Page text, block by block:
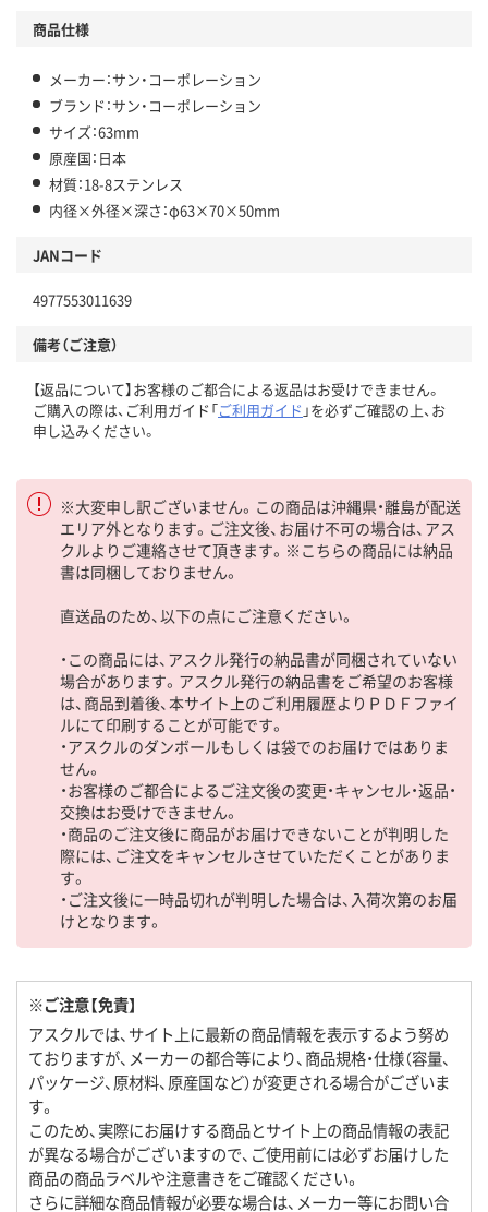
商品仕様
メーカー：サン・コーポレーション
ブランド：サン・コーポレーション
サイズ：63mm
原産国：日本
材質：18-8ステンレス
内径×外径×深さ：φ63×70×50mm
JANコード
4977553011639
備考（ご注意）
【返品について】お客様のご都合による返品はお受けできません。
ご購入の際は、ご利用ガイド「ご利用ガイド 」を必ずご確認の上、お
申し込みください。
※大変申し訳ございません。この商品は沖縄県・離島が配送
エリア外となります。ご注文後、お届け不可の場合は、アス
クルよりご連絡させて頂きます。※こちらの商品には納品
書は同梱しておりません。
直送品のため、以下の点にご注意ください。
・この商品には、アスクル発行の納品書が同梱されていない
場合があります。アスクル発行の納品書をご希望のお客様
は、商品到着後、本サイト上のご利用履歴よりＰＤＦファイ
ルにて印刷することが可能です。
・アスクルのダンボールもしくは袋でのお届けではありま
せん。
・お客様のご都合によるご注文後の変更・キャンセル・返品・
交換はお受けできません。
・商品のご注文後に商品がお届けできないことが判明した
際には、ご注文をキャンセルさせていただくことがありま
す。
・ご注文後に一時品切れが判明した場合は、入荷次第のお届
けとなります。
※ご注意【免責】
アスクルでは、サイト上に最新の商品情報を表示するよう努め
ておりますが、メーカーの都合等により、商品規格・仕様（容量、
パッケージ、原材料、原産国など）が変更される場合がございま
す。
このため、実際にお届けする商品とサイト上の商品情報の表記
が異なる場合がございますので、ご使用前には必ずお届けした
商品の商品ラベルや注意書きをご確認ください。
さらに詳細な商品情報が必要な場合は、メーカー等にお問い合